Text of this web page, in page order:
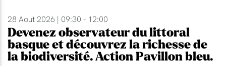
28 Aout 2026 | 09:30 - 12:00
Devenez observateur du littoral
basque et découvrez la richesse de
la biodiversité. Action Pavillon bleu.